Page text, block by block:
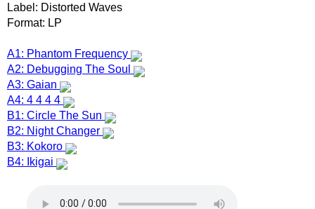
Label: Distorted Waves
Format: LP
A1: Phantom Frequency
A2: Debugging The Soul
A3: Gaian
A4: 4 4 4 4
B1: Circle The Sun
B2: Night Changer
B3: Kokoro
B4: Ikigai